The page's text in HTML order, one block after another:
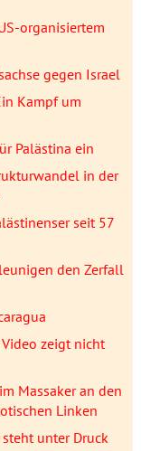
organisiertem
gegen Israel
Kampf um
Palästina ein
in der
seit 57
den Zerfall
zeigt nicht
Massaker an den
Linken
unter Druck